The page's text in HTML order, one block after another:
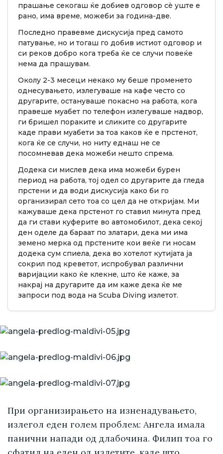
прашање секогаш ќе добиев одговор сè уште е
рано, има време, можеби за година-две.
Последно правевме дискусија пред самото
патување, но и тогаш го добив истиот одговор и
си реков добро кога треба ќе се случи повеќе
нема да прашувам.
Околу 2-3 месеци некако му беше променето
однесувањето, излегуваше на кафе често со
другарите, остануваше покасно на работа, кога
правеше муабет по телефон излегуваше надвор,
ги бришел пораките и сликите со другарите
каде прави муабети за тоа каков ќе е прстенот,
кога ќе се случи, но ниту еднаш не се
посомневав дека можеби нешто спрема.
Додека си мислев дека има можеби бурен
период на работа, тој одел со другарите да гледа
прстени и да води дискусија како би го
организирал сето тоа со цел да не откријам. Ми
кажуваше дека прстенот го ставил минута пред
да ги стави куферите во автомобилот, дека секој
ден оделе да бараат по златари, дека ми има
земено мерка од прстените кои веќе ги носам
додека сум спиела, дека во хотелот кутијата ја
сокрил под креветот, испробувал различни
варијации како ќе клекне, што ќе каже, за
накрај на другарите да им каже дека ќе ме
запроси под вода на Scuba Diving излетот.
При организирањето на изненадувањето,
излегол еден голем проблем: Ангела имала
панични напади од длабочина. Филип тоа го